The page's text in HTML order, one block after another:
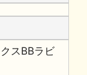
スBBラビ